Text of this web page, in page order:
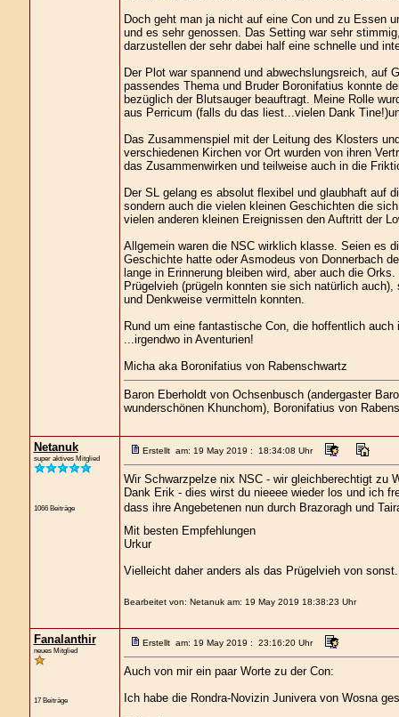
Doch geht man ja nicht auf eine Con und zu Essen
und es sehr genossen. Das Setting war sehr
darzustellen der sehr dabei half eine schnelle und
Der Plot war spannend und abwechslungsreich, auf
passendes Thema und Bruder Boronifatius konnte
bezüglich der Blutsauger beauftragt. Meine Rolle
aus Perricum (falls du das liest...vielen Dank
Das Zusammenspiel mit der Leitung des Klosters
verschiedenen Kirchen vor Ort wurden von ihren
das Zusammenwirken und teilweise auch in die
Der SL gelang es absolut flexibel und glaubhaft auf
sondern auch die vielen kleinen Geschichten die
vielen anderen kleinen Ereignissen den Auftritt der
Allgemein waren die NSC wirklich klasse. Seien es
Geschichte hatte oder Asmodeus von Donnerbach
lange in Erinnerung bleiben wird, aber auch die
Prügelvieh (prügeln konnten sie sich natürlich
und Denkweise vermitteln konnten.
Rund um eine fantastische Con, die hoffentlich
...irgendwo in Aventurien!
Micha aka Boronifatius von Rabenschwartz
Baron Eberholdt von Ochsenbusch (andergaster
wunderschönen Khunchom), Boronifatius von
Netanuk
super aktives Mitglied
1066 Beiträge
Erstellt am: 19 May 2019 : 18:34:08 Uhr
Wir Schwarzpelze nix NSC - wir gleichberechtigt zu
Dank Erik - dies wirst du nieeee wieder los und ich
dass ihre Angebetenen nun durch Brazoragh und
Mit besten Empfehlungen
Urkur
Vielleicht daher anders als das Prügelvieh von
Bearbeitet von: Netanuk am: 19 May 2019 18:38:23 Uhr
Fanalanthir
neues Mitglied
17 Beiträge
Erstellt am: 19 May 2019 : 23:16:20 Uhr
Auch von mir ein paar Worte zu der Con:
Ich habe die Rondra-Novizin Junivera von Wosna